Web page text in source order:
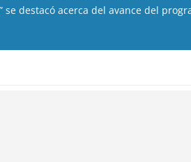
destacó acerca del avance del